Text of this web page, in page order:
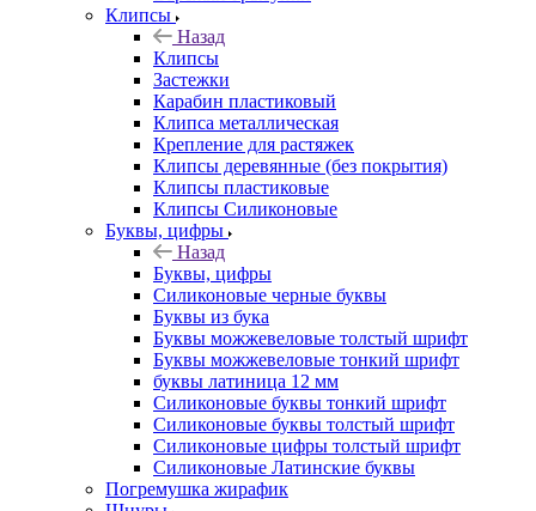
Клипсы
Назад
Клипсы
Застежки
Карабин пластиковый
Клипса металлическая
Крепление для растяжек
Клипсы деревянные (без покрытия)
Клипсы пластиковые
Клипсы Силиконовые
Буквы, цифры
Назад
Буквы, цифры
Силиконовые черные буквы
Буквы из бука
Буквы можжевеловые толстый шрифт
Буквы можжевеловые тонкий шрифт
буквы латиница 12 мм
Силиконовые буквы тонкий шрифт
Силиконовые буквы толстый шрифт
Силиконовые цифры толстый шрифт
Силиконовые Латинские буквы
Погремушка жирафик